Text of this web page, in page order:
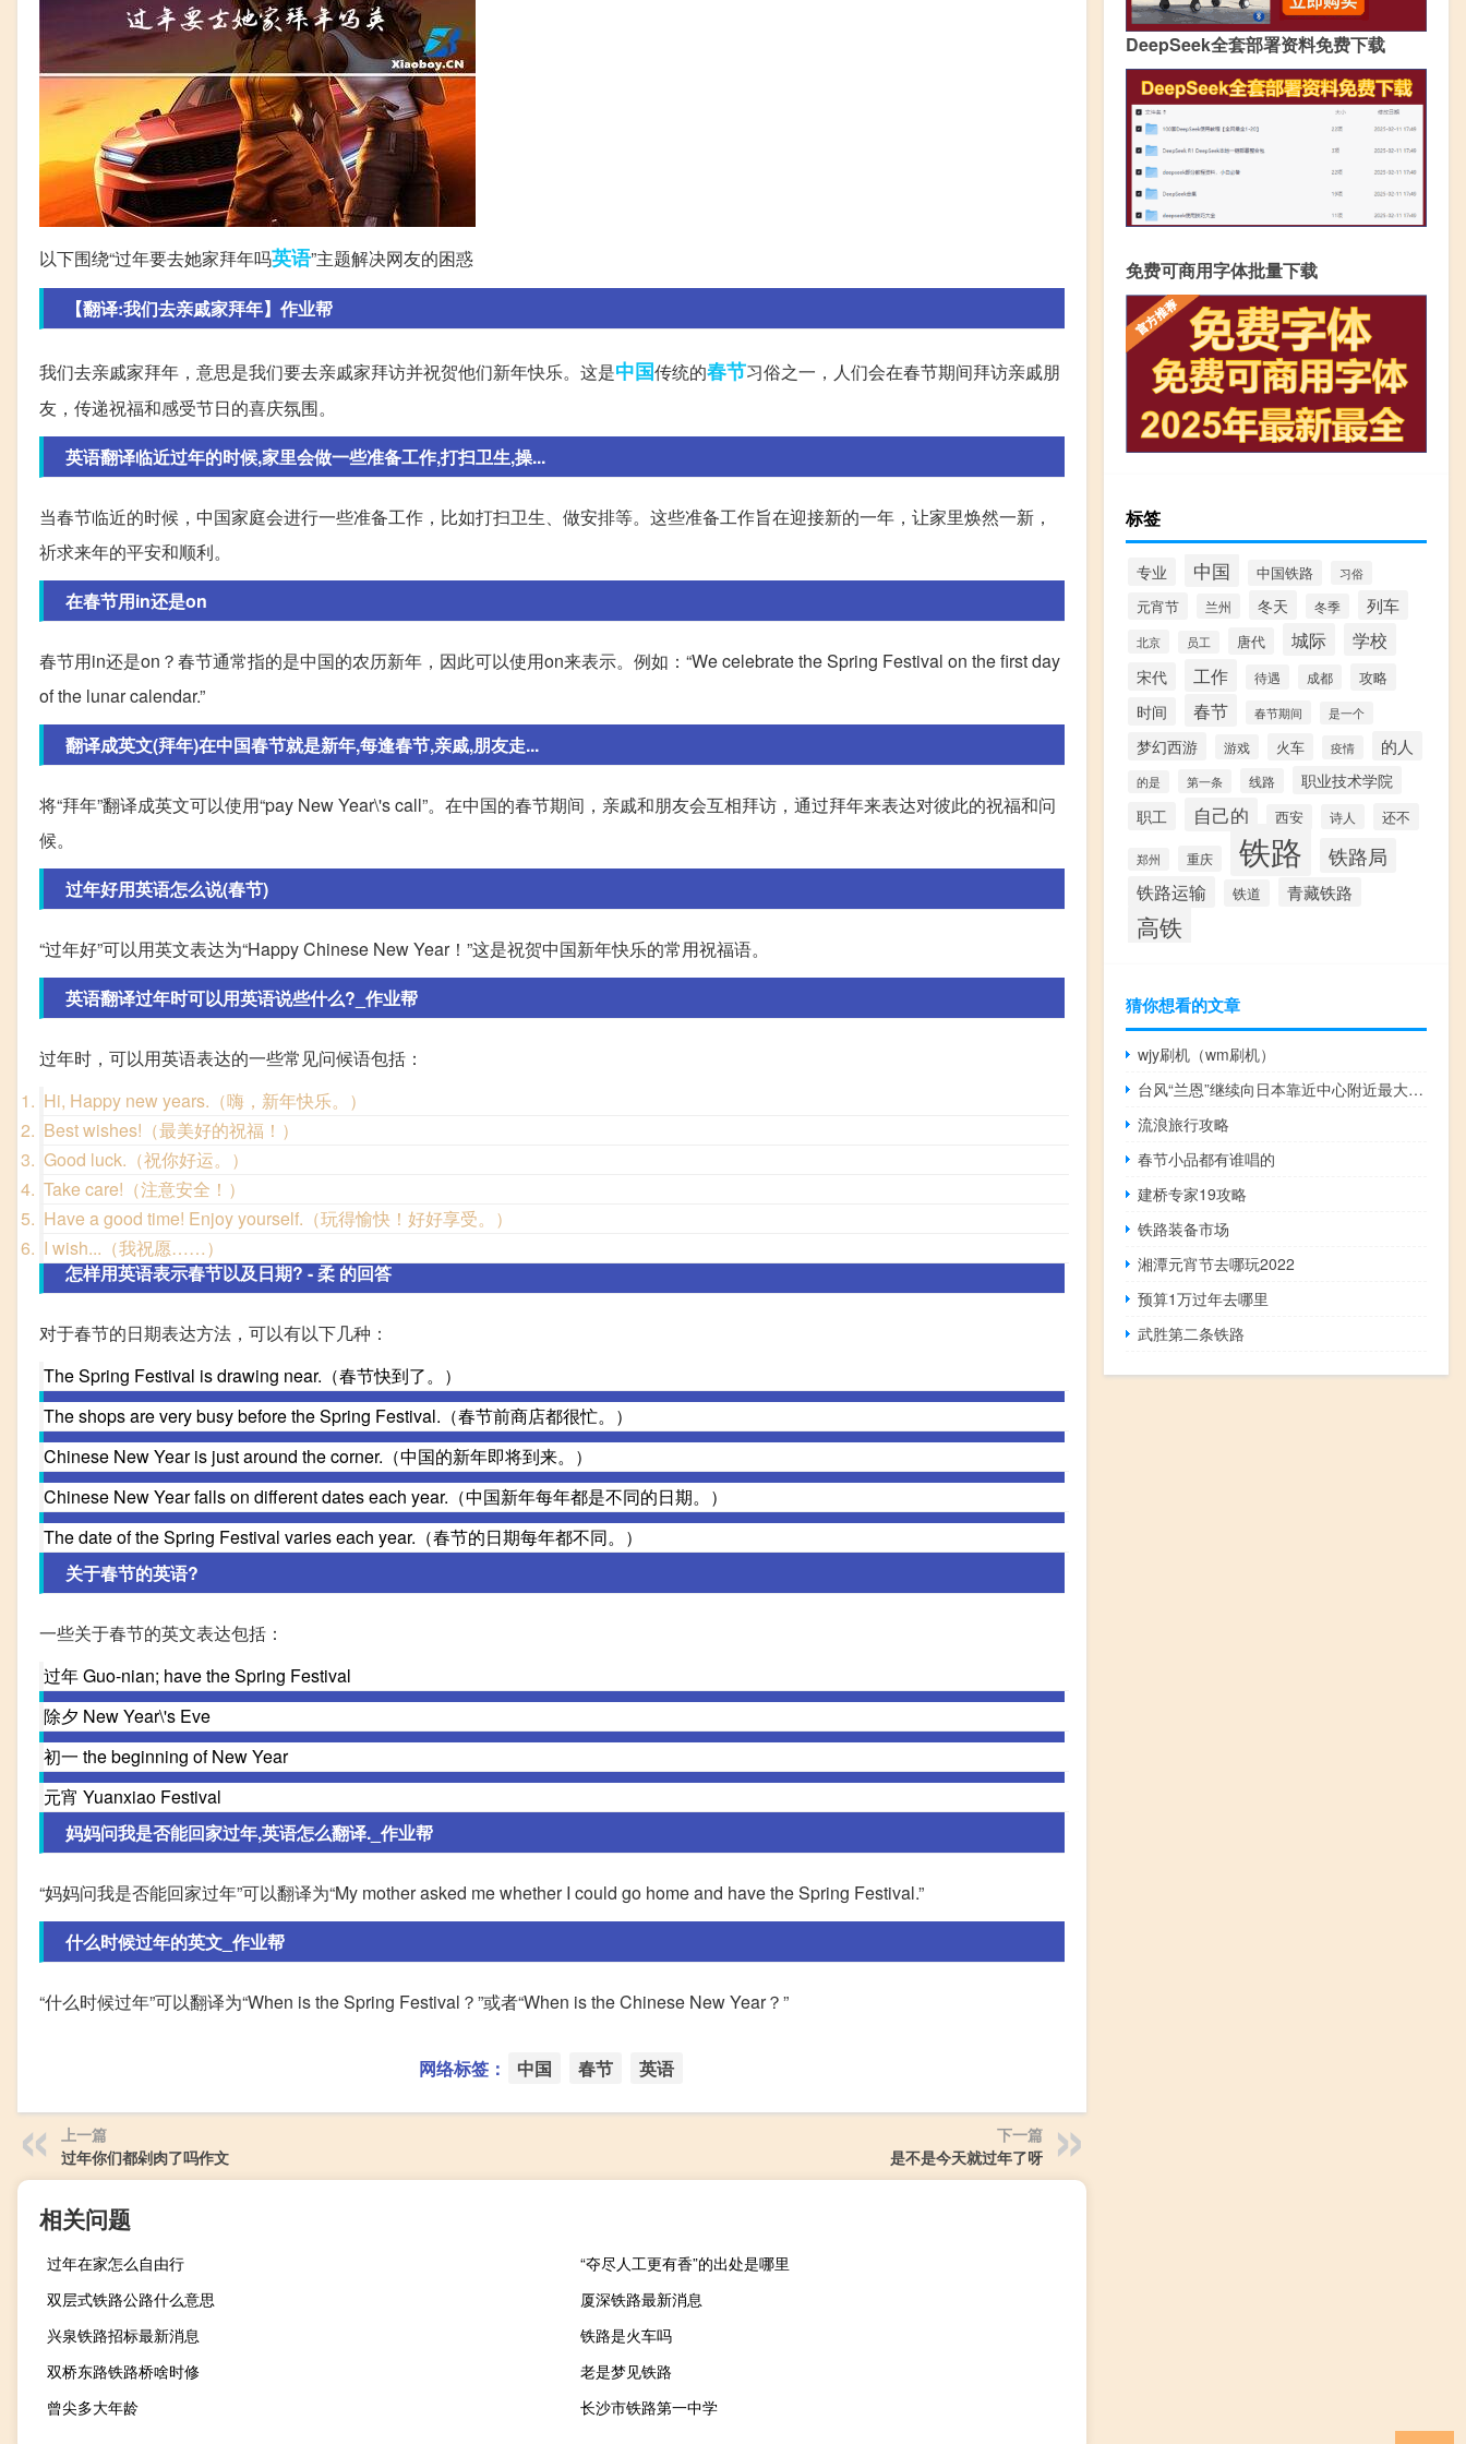
以下围绕“过年要去她家拜年吗英语”主题解决网友的困惑
【翻译:我们去亲戚家拜年】作业帮
我们去亲戚家拜年，意思是我们要去亲戚家拜访并祝贺他们新年快乐。这是中国传统的春节习俗之一，人们会在春节期间拜访亲戚朋
友，传递祝福和感受节日的喜庆氛围。
英语翻译临近过年的时候,家里会做一些准备工作,打扫卫生,操...
当春节临近的时候，中国家庭会进行一些准备工作，比如打扫卫生、做安排等。这些准备工作旨在迎接新的一年，让家里焕然一新，
祈求来年的平安和顺利。
在春节用in还是on
春节用in还是on？春节通常指的是中国的农历新年，因此可以使用on来表示。例如：“We celebrate the Spring Festival on the first day
of the lunar calendar.”
翻译成英文(拜年)在中国春节就是新年,每逢春节,亲戚,朋友走...
将“拜年”翻译成英文可以使用“pay New Year\'s call”。在中国的春节期间，亲戚和朋友会互相拜访，通过拜年来表达对彼此的祝福和问
候。
过年好用英语怎么说(春节)
“过年好”可以用英文表达为“Happy Chinese New Year！”这是祝贺中国新年快乐的常用祝福语。
英语翻译过年时可以用英语说些什么?_作业帮
过年时，可以用英语表达的一些常见问候语包括：
Hi, Happy new years.（嗨，新年快乐。）
Best wishes!（最美好的祝福！）
Good luck.（祝你好运。）
Take care!（注意安全！）
Have a good time! Enjoy yourself.（玩得愉快！好好享受。）
I wish...（我祝愿……）
怎样用英语表示春节以及日期? - 柔 的回答
对于春节的日期表达方法，可以有以下几种：
The Spring Festival is drawing near.（春节快到了。）
The shops are very busy before the Spring Festival.（春节前商店都很忙。）
Chinese New Year is just around the corner.（中国的新年即将到来。）
Chinese New Year falls on different dates each year.（中国新年每年都是不同的日期。）
The date of the Spring Festival varies each year.（春节的日期每年都不同。）
关于春节的英语?
一些关于春节的英文表达包括：
过年 Guo-nian; have the Spring Festival
除夕 New Year\'s Eve
初一 the beginning of New Year
元宵 Yuanxiao Festival
妈妈问我是否能回家过年,英语怎么翻译._作业帮
“妈妈问我是否能回家过年”可以翻译为“My mother asked me whether I could go home and have the Spring Festival.”
什么时候过年的英文_作业帮
“什么时候过年”可以翻译为“When is the Spring Festival？”或者“When is the Chinese New Year？”
网络标签： 中国 春节 英语
上一篇
过年你们都剁肉了吗作文
下一篇
是不是今天就过年了呀
相关问题
过年在家怎么自由行
“夺尽人工更有香”的出处是哪里
双层式铁路公路什么意思
厦深铁路最新消息
兴泉铁路招标最新消息
铁路是火车吗
双桥东路铁路桥啥时修
老是梦见铁路
曾尖多大年龄
长沙市铁路第一中学
DeepSeek全套部署资料免费下载
免费可商用字体批量下载
标签
专业 中国 中国铁路 习俗
元宵节 兰州 冬天 冬季 列车
北京 员工 唐代 城际 学校
宋代 工作 待遇 成都 攻略
时间 春节 春节期间 是一个
梦幻西游 游戏 火车 疫情 的人
的是 第一条 线路
职业技术学院
职工
自己的 西安 诗人 还不
郑州 重庆 铁路 铁路局
铁路运输 铁道 青藏铁路
高铁
猜你想看的文章
wjy刷机（wm刷机）
台风“兰恩”继续向日本靠近中心附近最大风力12级（35米/秒台风级）
流浪旅行攻略
春节小品都有谁唱的
建桥专家19攻略
铁路装备市场
湘潭元宵节去哪玩2022
预算1万过年去哪里
武胜第二条铁路